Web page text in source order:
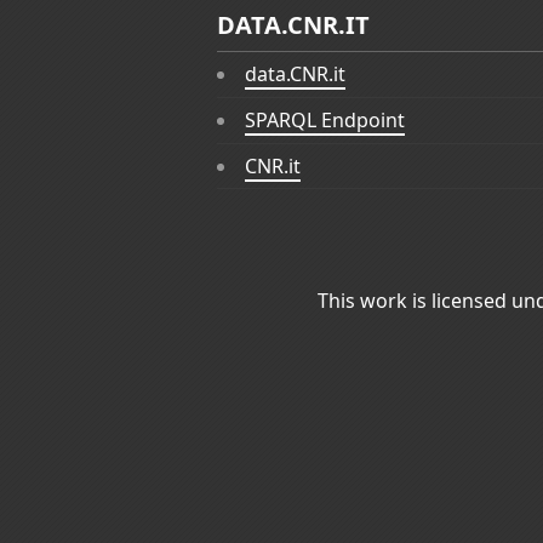
DATA.CNR.IT
data.CNR.it
SPARQL Endpoint
CNR.it
This work is licensed